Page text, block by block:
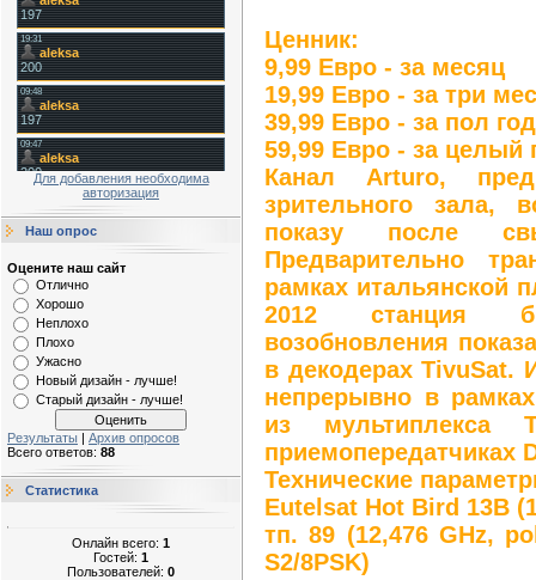
Для добавления необходима
авторизация
Наш опрос
Оцените наш сайт
Отлично
Хорошо
Неплохо
Плохо
Ужасно
Новый дизайн - лучше!
Старый дизайн - лучше!
Результаты | Архив опросов
Всего ответов: 88
Статистика
Онлайн всего: 1
Гостей: 1
Пользователей: 0
Ценник:
9,99 Евро - за месяц
19,99 Евро - за три
39,99 Евро - за пол
59,99 Евро - за целый
Канал Arturo,
зрительного зала,
показу после
Предварительно
рамках итальянской
2012 станция
возобновления
в декодерах TivuSat.
непрерывно в
из
приемопередатчиках
Технические
Eutelsat Hot Bird 13B
тп. 89 (12,476 GHz,
S2/8PSK)